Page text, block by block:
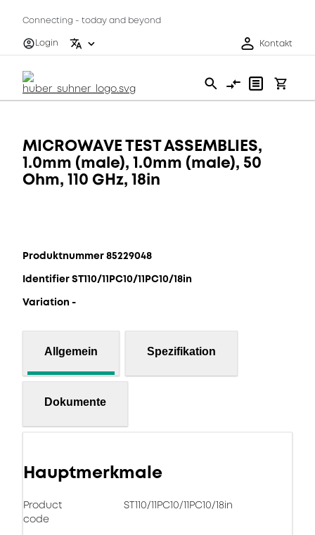
Connecting - today and beyond
Login
Kontakt
MICROWAVE TEST ASSEMBLIES,
1.0mm (male), 1.0mm (male), 50
Ohm, 110 GHz, 18in
Produktnummer 85229048
Identifier ST110/11PC10/11PC10/18in
Variation -
Allgemein Spezifikation
Dokumente
Hauptmerkmale
Product
code
ST110/11PC10/11PC10/18in